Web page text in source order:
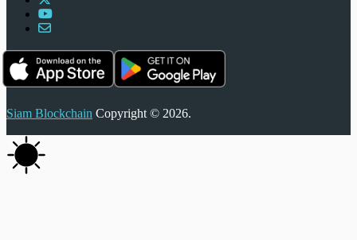
Siam Blockchain Copyright © 2026.